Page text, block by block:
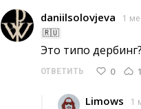
daniilsolovjeva
1
🇷🇺
Это типо
ОТВЕТИТЬ 0 1
Limows
1